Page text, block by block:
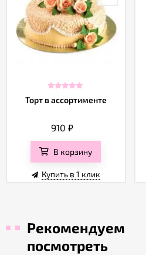
Торт в ассортименте
910₽
В корзину
Купить в 1 клик
Рекомендуем
посмотреть